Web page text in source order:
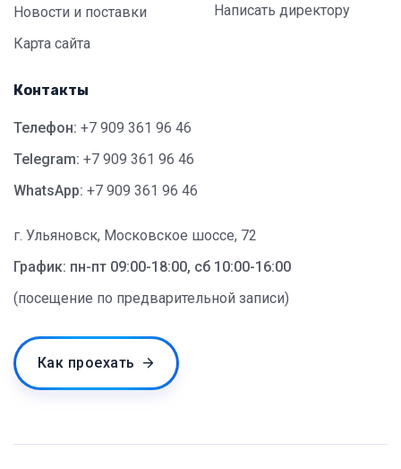
Новости и поставки
Карта сайта
Написать директору
Контакты
Телефон: +7 909 361 96 46
Telegram: +7 909 361 96 46
WhatsApp: +7 909 361 96 46
г. Ульяновск, Московское шоссе, 72
График: пн-пт 09:00-18:00, сб 10:00-16:00
(посещение по предварительной записи)
Как проехать